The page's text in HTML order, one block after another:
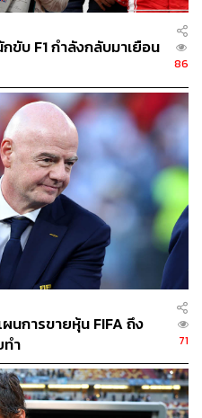
ไซน์พิเศษของไมอามีกรังด์
อเล็กซ์ที่www.alexalbon.co
โรปสนามแรกที่อิตาลี ผม
มมาด้วย ซึ่งเป็นสิ่งที่ดีมาก
เนื่องจากการเดินทางอย่าง
กพวกเราไป และ ครอบครัว
ที่เกิดขึ้น ดังนั้นการได้พา
ดีมากสำหรับเรา น้องสาว
นื่องจากเธอกลับไปบ้านที่
งผม ผมขอให้เธอนำพริก
เวลาต้องเติมสต็อกแล้ว!
ขับ F1 กำลังกลับมาเยือน
86
ผนการขายหุ้น FIFA ถึง
ทำ
71